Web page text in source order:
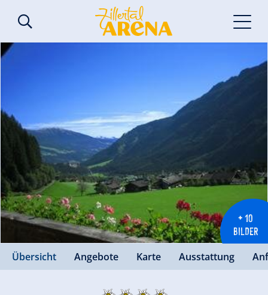
+ 10
BILDER
Übersicht Angebote Karte Ausstattung